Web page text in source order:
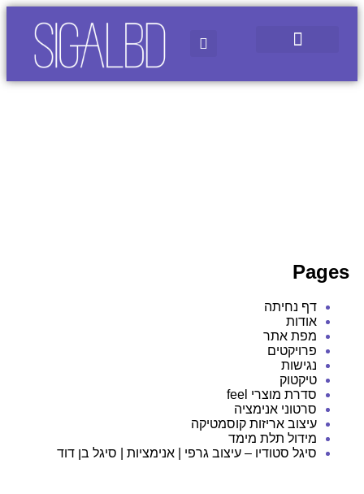
Pages
דף נחיתה
אודות
מפת אתר
פרויקטים
נגישות
טיקטוק
סדרת מוצרי feel
סרטוני אנימציה
עיצוב אריזות קוסמטיקה
מידול תלת מימד
סיגל סטודיו – עיצוב גרפי | אנימציות | סיגל בן דוד